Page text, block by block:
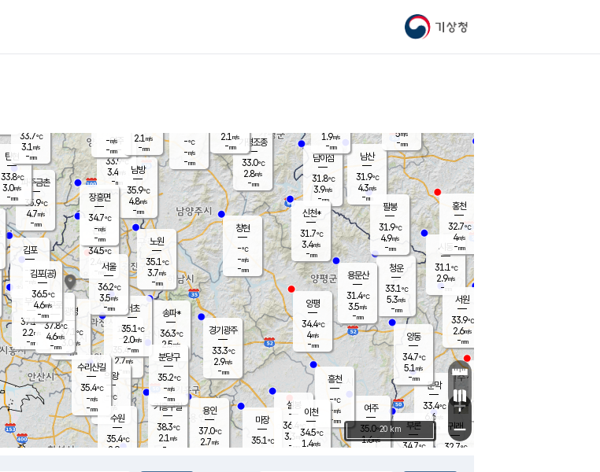
기상청
문막
33.4℃
6.6m/s
mm
남이섬
31.8℃
3.9m/s
-mm
양주
33.9℃
3.4
-mm
부론
34.7℃
과천
35.4℃
2.7m/s
- mm
남산
31.9℃
4.3m/s
-mm
청운
33.1℃
5.3m/s
-mm
팔봉
31.9℃
4.9m/s
-mm
용인
37.0℃
2.7m/s
여주
35.0℃
1.6m/s
양동
34.7℃
5.1m/s
-mm
경기광주
33.3℃
2.9m/s
-mm
1.9m/s
-mm
파주금촌
35.9℃
4.7m/s
-mm
가평조종
33.0℃
2.8m/s
-mm
-℃
-m/s
-mm
신천*
31.7℃
3.4m/s
-mm
창현
-℃
-m/s
-mm
탄현
33.8℃
3.0m/s
-mm
2.1 m/s
-mm
흥천
-℃
-m/s
-mm
마장
35.1℃
의왕
- ℃
m/s
mm
김포
- ℃
-m/s
mm
설봉
36.4℃
3.3 m/s
- mm
광명
37.1
℃
3.0 m/s
-mm
부천
37.1℃
2.2m/s
-mm
구로
37.8℃
4.6m/s
-mm
은평
34.5℃
2.4 m/s
- mm
노원
35.1℃
3.7m/s
-mm
송파*
36.3℃
2.5m/s
-mm
서초
35.1℃
2.0m/s
-mm
남방
35.9℃
4.8m/s
-mm
기흥구갈
38.3℃
2.1 m/s
-
수리산길
35.4℃
-m/s
-mm
분당구
35.2℃
-m/s
-mm
장흥면
34.7℃
-m/s
-mm
-m/s
-mm
시동
31.1℃
2.9m/s
- mm
귀래
32.7℃
서원
33.9℃
2.6m/s
-mm
용문산
31.4℃
3.5m/s
-mm
김포(공)
36.5℃
4.6m/s
-mm
홍천
32.7℃
4m/s
-mm
이천
34.5℃
1.4m/s
양평
34.4℃
4m/s
-mm
수원
35.4℃
2.9m/s
서울
36.2℃
3.5m/s
-mm
5m/s
-mm
33.7℃
3.1 m/s
-mm
2.1 m/s
-mm
+
−
20 km